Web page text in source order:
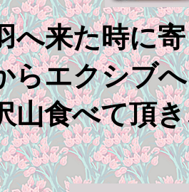
へ来た時に
らエクシブ
山食べて頂